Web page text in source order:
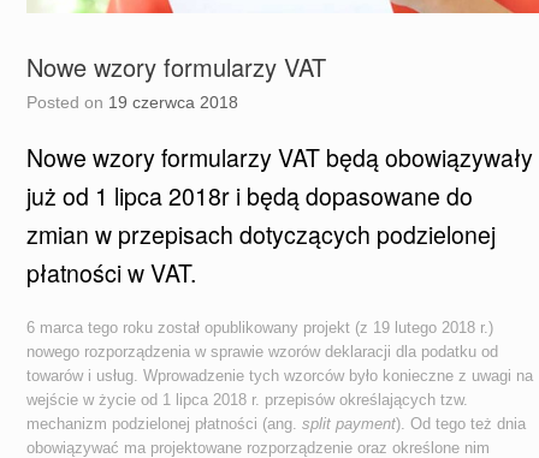
Nowe wzory formularzy VAT
Posted on 19 czerwca 2018
Nowe wzory formularzy VAT będą obowiązywały
już od 1 lipca 2018r i będą dopasowane do
zmian w przepisach dotyczących podzielonej
płatności w VAT.
6 marca tego roku został opublikowany projekt (z 19 lutego 2018 r.)
nowego rozporządzenia w sprawie wzorów deklaracji dla podatku od
towarów i usług. Wprowadzenie tych wzorców było konieczne z uwagi na
wejście w życie od 1 lipca 2018 r. przepisów określających tzw.
mechanizm podzielonej płatności (ang.split payment). Od tego też dnia
obowiązywać ma projektowane rozporządzenie oraz określone nim